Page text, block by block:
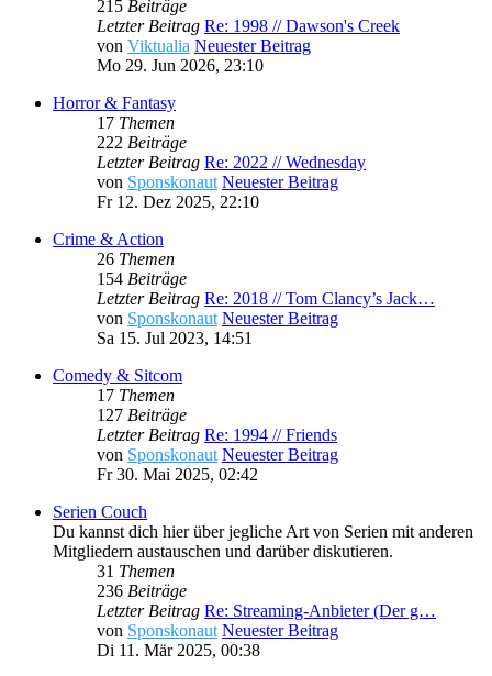
215 Beiträge
Letzter Beitrag Re: 1998 // Dawson's Creek
von Viktualia Neuester Beitrag
Mo 29. Jun 2026, 23:10
Horror & Fantasy
17 Themen
222 Beiträge
Letzter Beitrag Re: 2022 // Wednesday
von Sponskonaut Neuester Beitrag
Fr 12. Dez 2025, 22:10
Crime & Action
26 Themen
154 Beiträge
Letzter Beitrag Re: 2018 // Tom Clancy’s Jack…
von Sponskonaut Neuester Beitrag
Sa 15. Jul 2023, 14:51
Comedy & Sitcom
17 Themen
127 Beiträge
Letzter Beitrag Re: 1994 // Friends
von Sponskonaut Neuester Beitrag
Fr 30. Mai 2025, 02:42
Serien Couch
Du kannst dich hier über jegliche Art von Serien mit anderen
Mitgliedern austauschen und darüber diskutieren.
31 Themen
236 Beiträge
Letzter Beitrag Re: Streaming-Anbieter (Der g…
von Sponskonaut Neuester Beitrag
Di 11. Mär 2025, 00:38